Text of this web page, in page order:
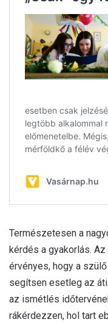
Természetesen a
kérdés a gyakorlás.
érvényes, hogy a
segítsen esetleg az
az ismétlés
rákérdezzen, hol tart